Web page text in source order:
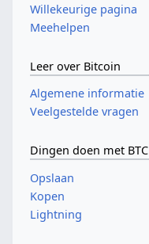
Willekeurige pagina
Meehelpen
Leer over Bitcoin
Algemene informatie
Veelgestelde vragen
Dingen doen met BTC
Opslaan
Kopen
Lightning